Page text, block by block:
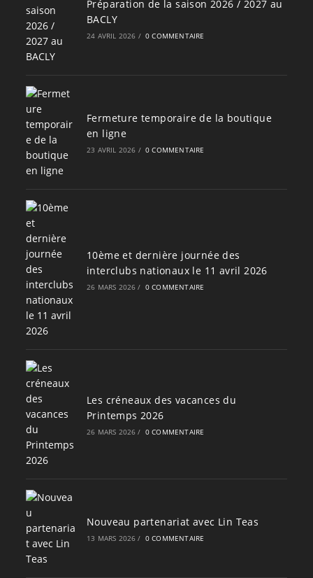
Préparation de la saison 2026 / 2027 au
BACLY
24 AVRIL 2026 / 0 COMMENTAIRE
Fermeture temporaire de la boutique
en ligne
23 AVRIL 2026 / 0 COMMENTAIRE
10ème et dernière journée des
interclubs nationaux le 11 avril 2026
26 MARS 2026 / 0 COMMENTAIRE
Les créneaux des vacances du
Printemps 2026
26 MARS 2026 / 0 COMMENTAIRE
Nouveau partenariat avec Lin Teas
13 MARS 2026 / 0 COMMENTAIRE